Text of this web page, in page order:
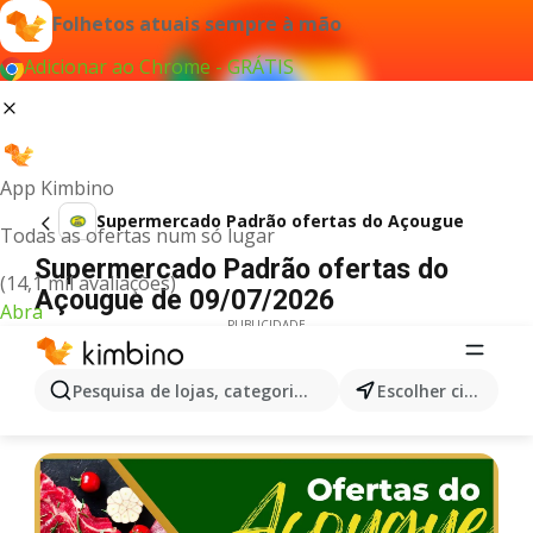
Folhetos atuais sempre à mão
Adicionar ao Chrome - GRÁTIS
App Kimbino
Todas as ofertas num só lugar
(14,1 mil avaliações)
Abra
Pesquisa de lojas, categorias,produtos... Escolher cidade
Supermercado Padrão ofertas do Açougue
Supermercado Padrão ofertas do
Açougue de 09/07/2026
PUBLICIDADE